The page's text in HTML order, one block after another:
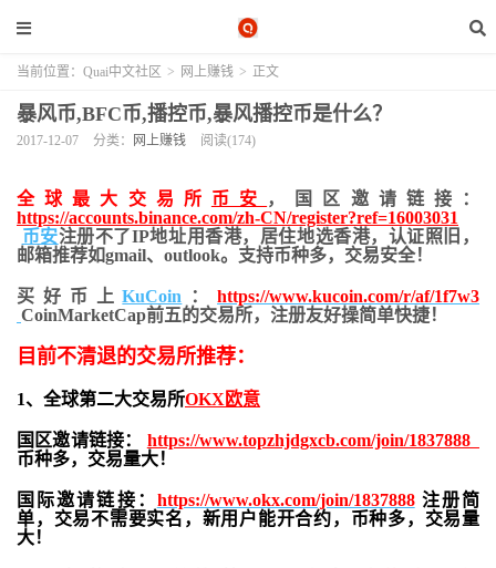
当前位置： Quai中文社区 > 网上赚钱 > 正文
暴风币,BFC币,播控币,暴风播控币是什么？
2017-12-07 分类： 网上赚钱 阅读(174)
全球最大交易所 币安
，国区邀请链接：
https://accounts.binance.com/zh-CN/register?ref=16003031
币安注册不了IP地址用香港，居住地选香港，认证照旧，
邮箱推荐如gmail、outlook。支持币种多，交易安全！
买好币上KuCoin ：https://www.kucoin.com/r/af/1f7w3
CoinMarketCap前五的交易所，注册友好操简单快捷！
目前不清退的交易所推荐：
1、全球第二大交易所OKX欧意
国区邀请链接： https://www.topzhjdgxcb.com/join/1837888
币种多，交易量大！
国际邀请链接： https://www.okx.com/join/1837888注册简
单，交易不需要实名，新用户能开合约， 币种多，交易量
大！